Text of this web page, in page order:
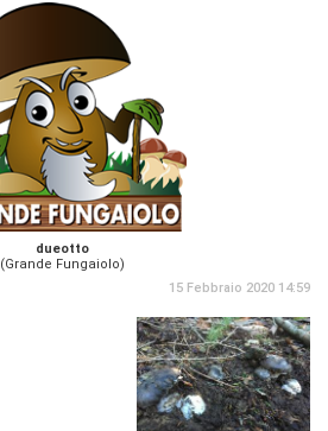
dueotto
(Grande Fungaiolo)
15 Febbraio 2020 14:59